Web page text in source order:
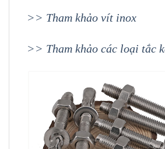
>> Tham khảo vít inox
>> Tham khảo các loại tắc